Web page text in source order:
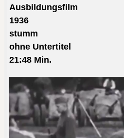
Ausbildungsfilm
1936
stumm
ohne Untertitel
21:48Min.